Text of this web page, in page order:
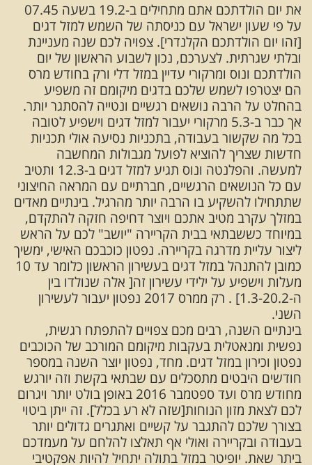
את יום הולדתכם אתם מתחילים ב-19.2 בשעה 07.45
על פי שעון ישראל עם כניסתה של השמש למזל דגים
[זהו יום הולדתכם הקלנדרי]. צפויה לכם שנה מעניינת
ובלתי שגרתית. לצערכם, נכון לשבוע הראשון של יום
הולדתכם ונוס ומרקורי עדיין במזל דלי ורק בחודש מרס
הם יצטרפו לשמש שלכם בדגים מיקומם זה משפיע
בהחלט על הרבה נושאים רגשיים ונטייה להסתגר יותר.
אך כבר ב-5.3 מרקורי יעבור למזל דגים וישפיע לטובה
בכל מה שקשור בעבודה, בתכניות נסיעה אולי תכניות
חדשות שצריך להוציא לפועל מגבולות המחשבה
למעשה. והפלנטה ונוס תגיע למזל דגים ב-12.3 ותטיב
עם כל הנושאים הרגשיים, חברתיים עם המראה החיצוני
שתתחילו להשקיע בו הרבה יותר מהרגיל. בינתיים מאדים
במזלך עקרב מטיב אתכם ויוצר דחיפה חזקה להתקדם,
במיוחד כששבתאי בבית הקריירה "יושב" לכם על הראש
ליצור עליית מדרגה בקריירה. נפטון כוכבכם האישי, ימשיך
כמובן להתנהל במזל דגים בעשירון הראשון כלומר עד 10
מעלות וישפיע על ילידי עשירון זה[ אלה שנולדו בין
ה-1.3-20.2] . רק ממרס 2017 נפטון יעבור לעשירון
השני.
בינתיים השנה, רבים מכם צפויים להתפתח רגשית,
נפשית ומנאטלית בעקבות מיקומם המורכב של הכוכבים
נפטון וכירון במזל דגים. מחד, נפטון יוצר השנה במספר
חודשים היבטים מתסכלים עם שבתאי בקשת וזה יורגש
מחודש מרס ועד ספטמבר 2016 באופן בולט יותר ויגרום
לכם לצאת מזון הנוחות[שזה לא רע בכלל]. זה ייתן ביטוי
בצורך שלכם להתגבר על קשיים ואתגרים גדולים יותר
בעבודה ובקריירה ואולי אף תאלצו להלחם על מעמדכם
ביתר שאת. יופיטר במזל בתולה יתחיל להיות אפקטיבי